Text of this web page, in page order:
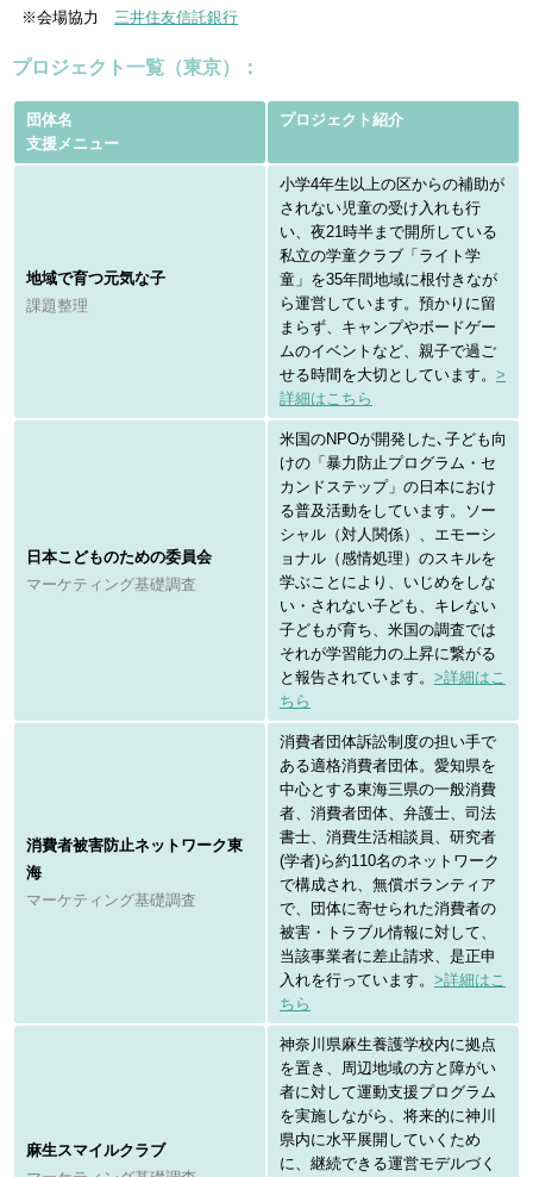
※会場協力 三井住友信託銀行
プロジェクト一覧（東京）：
団体名
支援メニュー
プロジェクト紹介
地域で育つ元気な子
課題整理
小学4年生以上の区からの補助が
されない児童の受け入れも行
い、夜21時半まで開所している
私立の学童クラブ「ライト学
童」を35年間地域に根付きなが
ら運営しています。預かりに留
まらず、キャンプやボードゲー
ムのイベントなど、親子で過ご
せる時間を大切としています。 >
詳細はこちら
日本こどものための委員会
マーケティング基礎調査
米国のNPOが開発した､子ども向
けの「暴力防止プログラム・セ
カンドステップ」の日本におけ
る普及活動をしています。ソー
シャル（対人関係）、エモーシ
ョナル（感情処理）のスキルを
学ぶことにより、いじめをしな
い・されない子ども、キレない
子どもが育ち、米国の調査では
それが学習能力の上昇に繋がる
と報告されています。 >詳細はこ
ちら
消費者被害防止ネットワーク東
海
マーケティング基礎調査
消費者団体訴訟制度の担い手で
ある適格消費者団体。愛知県を
中心とする東海三県の一般消費
者、消費者団体、弁護士、司法
書士、消費生活相談員、研究者
(学者)ら約110名のネットワーク
で構成され、無償ボランティア
で、団体に寄せられた消費者の
被害・トラブル情報に対して、
当該事業者に差止請求、是正申
入れを行っています。 >詳細はこ
ちら
麻生スマイルクラブ
神奈川県麻生養護学校内に拠点
を置き、周辺地域の方と障がい
者に対して運動支援プログラム
を実施しながら、将来的に神川
県内に水平展開していくため
に、継続できる運営モデルづく